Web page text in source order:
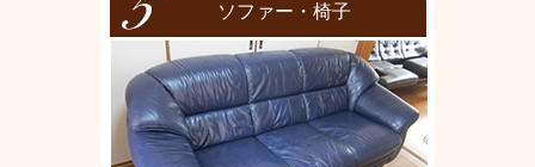
ソファー・椅子